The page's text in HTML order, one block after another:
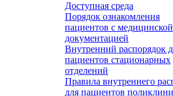
Доступная среда
Порядок ознакомления
пациентов с медицинской
документацией
Внутренний распорядок
пациентов стационарных
отделений
Правила внутреннего
для пациентов